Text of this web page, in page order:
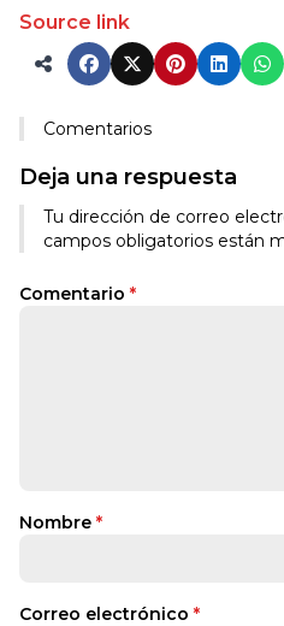
Source link
Comentarios
Deja una respuesta
Tu dirección de correo
campos obligatorios están
Comentario *
Nombre *
Correo electrónico *